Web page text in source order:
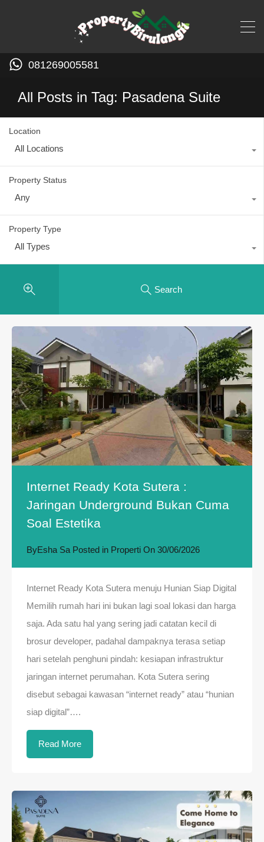
081269005581
All Posts in Tag: Pasadena Suite
Location
All Locations
Property Status
Any
Property Type
All Types
Search
Internet Ready Kota Sutera :
Jaringan Underground Bukan Cuma
Soal Estetika
ByEsha Sa Posted in Properti On 30/06/2026
Internet Ready Kota Sutera menuju Hunian Siap Digital
Memilih rumah hari ini bukan lagi soal lokasi dan harga
saja. Ada satu hal yang sering jadi catatan kecil di
brosur developer, padahal dampaknya terasa setiap
hari setelah penghuni pindah: kesiapan infrastruktur
jaringan internet perumahan. Kota Sutera sering
disebut sebagai kawasan “internet ready” atau “hunian
siap digital”….
Read More